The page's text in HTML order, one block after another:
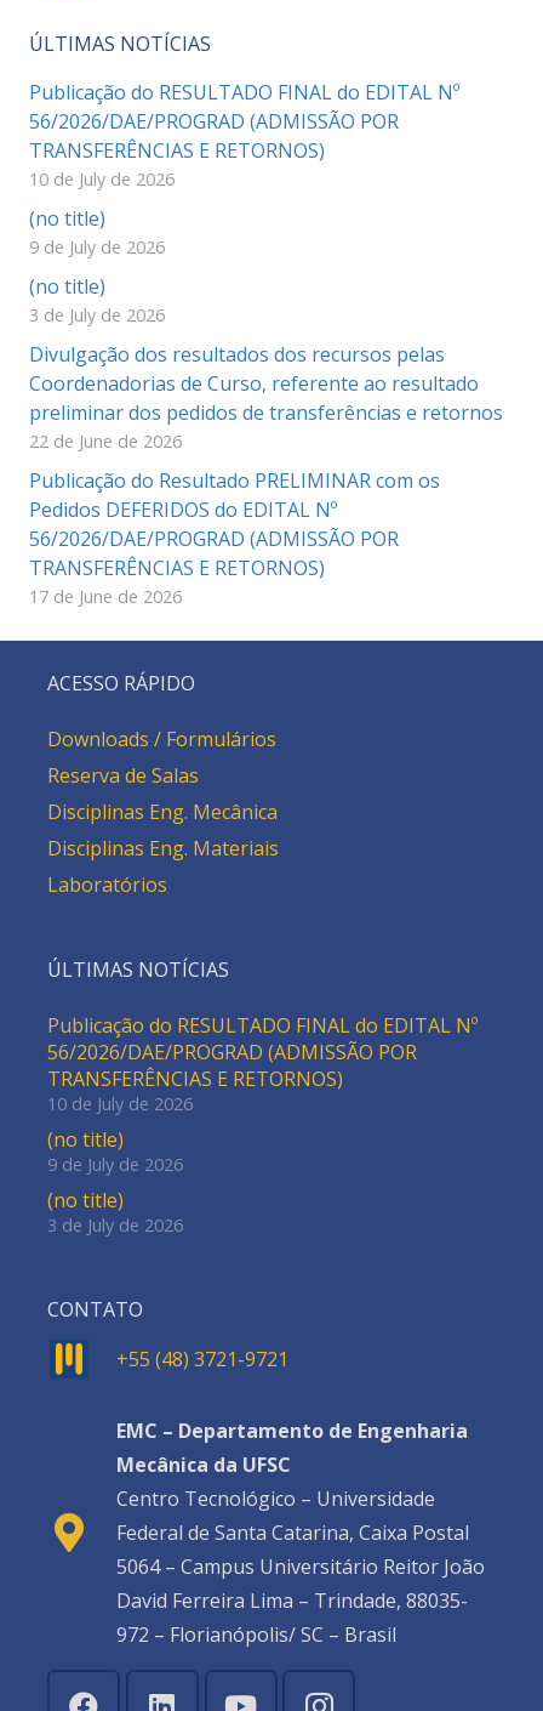
ÚLTIMAS NOTÍCIAS
Publicação do RESULTADO FINAL do EDITAL Nº
56/2026/DAE/PROGRAD (ADMISSÃO POR
TRANSFERÊNCIAS E RETORNOS)
10 de July de 2026
(no title)
9 de July de 2026
(no title)
3 de July de 2026
Divulgação dos resultados dos recursos pelas
Coordenadorias de Curso, referente ao resultado
preliminar dos pedidos de transferências e retornos
22 de June de 2026
Publicação do Resultado PRELIMINAR com os
Pedidos DEFERIDOS do EDITAL Nº
56/2026/DAE/PROGRAD (ADMISSÃO POR
TRANSFERÊNCIAS E RETORNOS)
17 de June de 2026
ACESSO RÁPIDO
Downloads / Formulários
Reserva de Salas
Disciplinas Eng. Mecânica
Disciplinas Eng. Materiais
Laboratórios
ÚLTIMAS NOTÍCIAS
Publicação do RESULTADO FINAL do EDITAL Nº
56/2026/DAE/PROGRAD (ADMISSÃO POR
TRANSFERÊNCIAS E RETORNOS)
10 de July de 2026
(no title)
9 de July de 2026
(no title)
3 de July de 2026
CONTATO
+55 (48) 3721-9721
EMC – Departamento de Engenharia
Mecânica da UFSC
Centro Tecnológico – Universidade
Federal de Santa Catarina, Caixa Postal
5064 – Campus Universitário Reitor João
David Ferreira Lima – Trindade, 88035-
972 – Florianópolis/ SC – Brasil